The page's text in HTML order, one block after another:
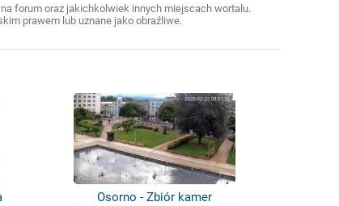
forum oraz jakichkolwiek innych miejscach wortalu.
prawem lub uznane jako obraźliwe.
Osorno - Zbiór kamer